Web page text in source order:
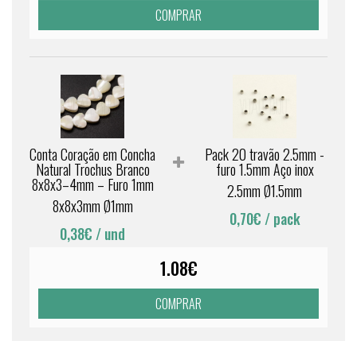
COMPRAR
Conta Coração em Concha
Natural Trochus Branco
8x8x3–4mm – Furo 1mm
8x8x3mm Ø1mm
0,38€ / und
Pack 20 travão 2.5mm -
furo 1.5mm Aço inox
2.5mm Ø1.5mm
0,70€ / pack
1.08€
COMPRAR